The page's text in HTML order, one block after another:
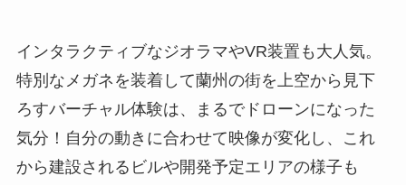
インタラクティブなジオラマやVR装置も大人気。
特別なメガネを装着して蘭州の街を上空から見下
ろすバーチャル体験は、まるでドローンになった
気分！自分の動きに合わせて映像が変化し、これ
から建設されるビルや開発予定エリアの様子も